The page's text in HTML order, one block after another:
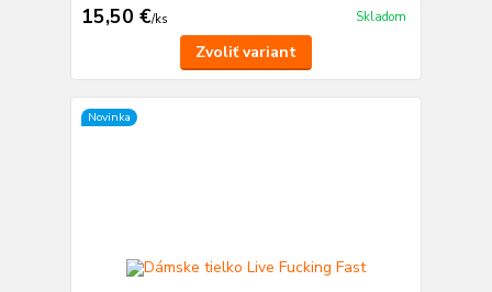
15,50 €/ks Skladom
Zvoliť variant
Novinka